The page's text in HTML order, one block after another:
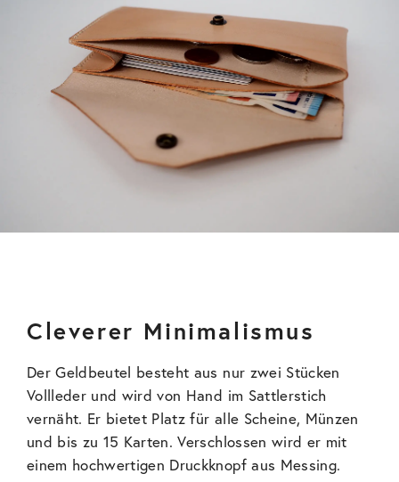
Cleverer Minimalismus
Der Geldbeutel besteht aus nur zwei Stücken
Vollleder und wird von Hand im Sattlerstich
vernäht. Er bietet Platz für alle Scheine, Münzen
und bis zu 15 Karten. Verschlossen wird er mit
einem hochwertigen Druckknopf aus Messing.